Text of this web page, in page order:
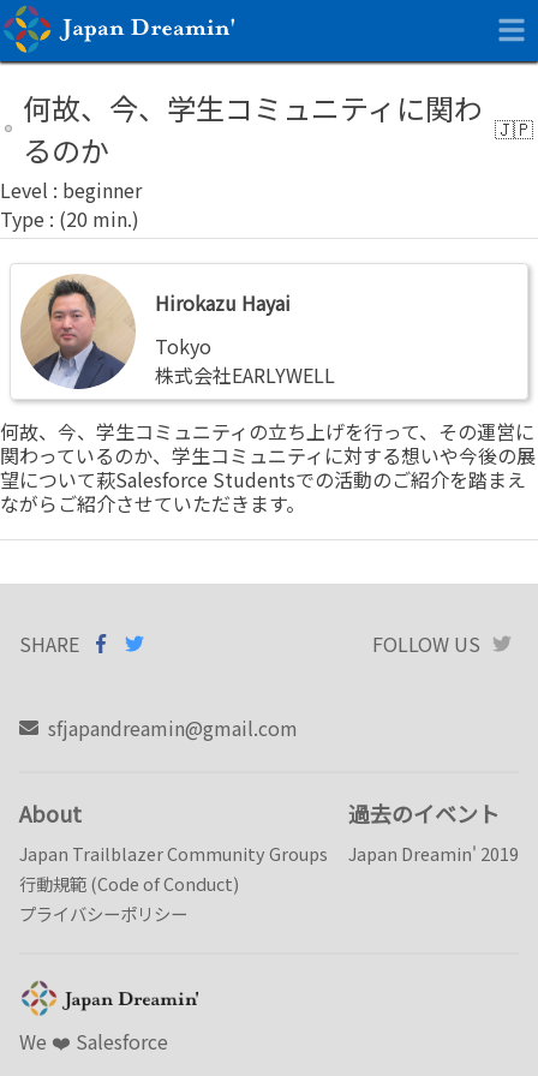
何故、今、学生コミュニティに関わ
るのか
beginner
Hirokazu
Hayai
Hirokazu Hayai
Tokyo
株式会社EARLYWELL
何故、今、学生コミュニティの立ち上げを行って、その運営に
関わっているのか、学生コミュニティに対する想いや今後の展
望について萩Salesforce Studentsでの活動のご紹介を踏まえ
ながらご紹介させていただきます。
SHARE
SHARE ON
FACEBOOK
FOLLOW US
sfjapandreamin@gmail.com
About
Japan Trailblazer Community Groups
行動規範 (Code of Conduct)
プライバシーポリシー
過去のイベント
Japan Dreamin' 2019
We ❤️️ Salesforce